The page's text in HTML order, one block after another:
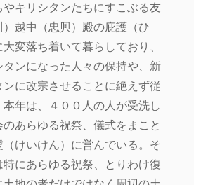
やキリシタンたちにすこぶる友
）越中（忠興）殿の庇護（ひ
変落ち着いて暮らしており、
タンになった人々の保持や、新
ンに改宗させることに絶えず従
年は、４００人の人が受洗し
あらゆる祝祭、儀式をまこと
（けいけん）に営んでいる。そ
特にあらゆる祝祭、とりわけ復